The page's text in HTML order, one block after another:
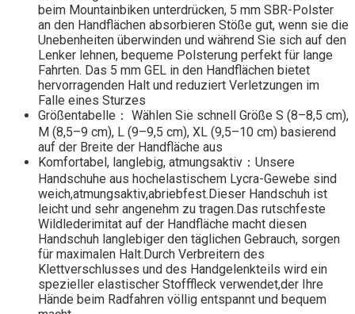
beim Mountainbiken unterdrücken, 5 mm SBR-Polster
an den Handflächen absorbieren Stöße gut, wenn sie die
Unebenheiten überwinden und während Sie sich auf den
Lenker lehnen, bequeme Polsterung perfekt für lange
Fahrten. Das 5 mm GEL in den Handflächen bietet
hervorragenden Halt und reduziert Verletzungen im
Falle eines Sturzes
Größentabelle： Wählen Sie schnell Größe S (8–8,5 cm),
M (8,5–9 cm), L (9–9,5 cm), XL (9,5–10 cm) basierend
auf der Breite der Handfläche aus
Komfortabel, langlebig, atmungsaktiv：Unsere
Handschuhe aus hochelastischem Lycra-Gewebe sind
weich,atmungsaktiv,abriebfest.Dieser Handschuh ist
leicht und sehr angenehm zu tragen.Das rutschfeste
Wildlederimitat auf der Handfläche macht diesen
Handschuh langlebiger den täglichen Gebrauch, sorgen
für maximalen Halt.Durch Verbreitern des
Klettverschlusses und des Handgelenkteils wird ein
spezieller elastischer Stofffleck verwendet,der Ihre
Hände beim Radfahren völlig entspannt und bequem